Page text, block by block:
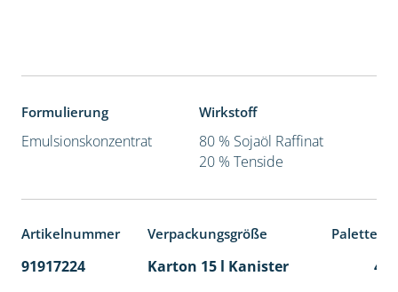
Formulierung
Emulsionskonzentrat
Wirkstoff
80 % Sojaöl Raffinat
20 % Tenside
Artikelnummer Verpackungsgröße
91917224 Karton 15 l Kanister 48